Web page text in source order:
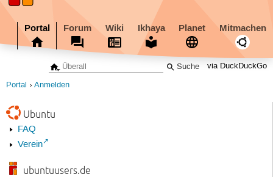
Portal Forum Wiki Ikhaya Planet Mitmachen
via DuckDuckGo
Portal Anmelden
Ubuntu
FAQ
Verein
ubuntuusers.de